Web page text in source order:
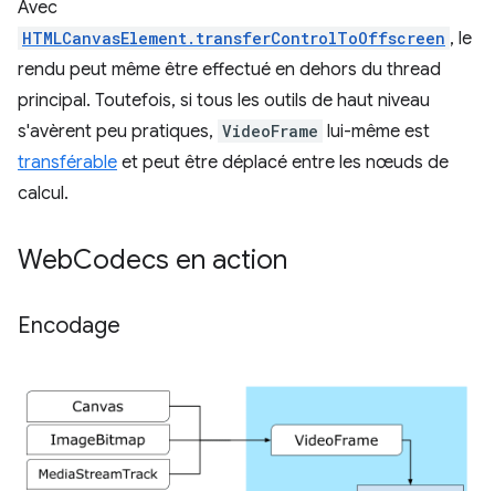
Avec
HTMLCanvasElement.transferControlToOffscreen , le
rendu peut même être effectué en dehors du thread
principal. Toutefois, si tous les outils de haut niveau
s'avèrent peu pratiques, VideoFrame lui-même est
transférable et peut être déplacé entre les nœuds de
calcul.
WebCodecs en action
Encodage